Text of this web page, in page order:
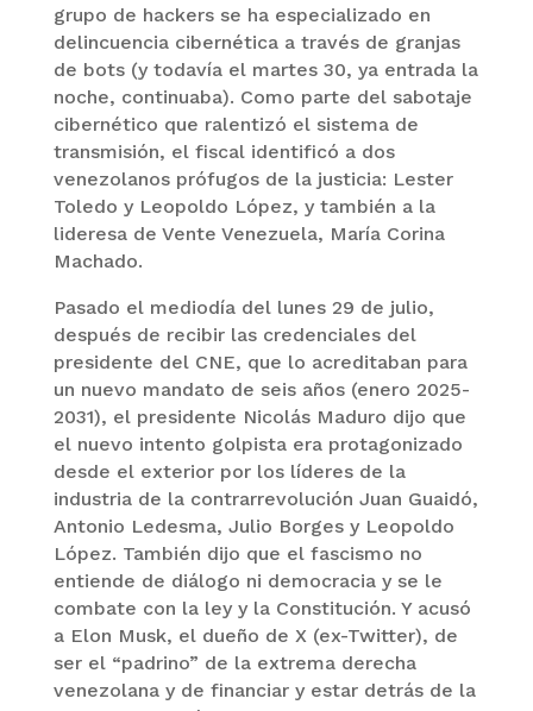
grupo de hackers se ha especializado en
delincuencia cibernética a través de granjas
de bots (y todavía el martes 30, ya entrada la
noche, continuaba). Como parte del sabotaje
cibernético que ralentizó el sistema de
transmisión, el fiscal identificó a dos
venezolanos prófugos de la justicia: Lester
Toledo y Leopoldo López, y también a la
lideresa de Vente Venezuela, María Corina
Machado.
Pasado el mediodía del lunes 29 de julio,
después de recibir las credenciales del
presidente del CNE, que lo acreditaban para
un nuevo mandato de seis años (enero 2025-
2031), el presidente Nicolás Maduro dijo que
el nuevo intento golpista era protagonizado
desde el exterior por los líderes de la
industria de la contrarrevolución Juan Guaidó,
Antonio Ledesma, Julio Borges y Leopoldo
López. También dijo que el fascismo no
entiende de diálogo ni democracia y se le
combate con la ley y la Constitución. Y acusó
a Elon Musk, el dueño de X (ex-Twitter), de
ser el “padrino” de la extrema derecha
venezolana y de financiar y estar detrás de la